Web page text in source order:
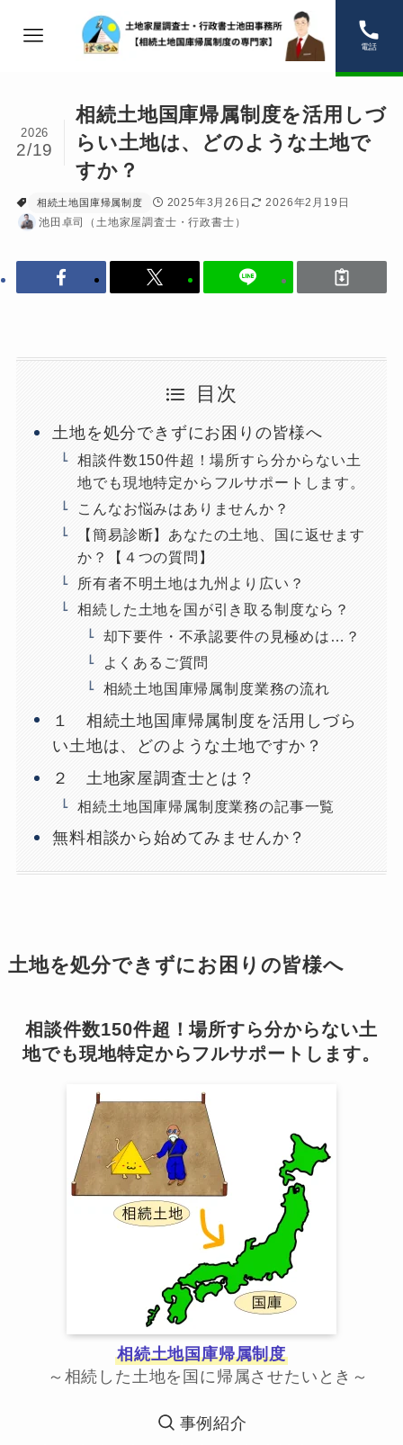
電話
相続土地国庫帰属制度を活用しづ
らい土地は、どのような土地で
すか？
2026
2/19
相続土地国庫帰属制度 2025年3月26日
2026年2月19日
池田卓司（土地家屋調査士・行政書士）
目次
土地を処分できずにお困りの皆様へ
相談件数150件超！場所すら分からない土
地でも現地特定からフルサポートします。
こんなお悩みはありませんか？
【簡易診断】あなたの土地、国に返せます
か？【４つの質問】
所有者不明土地は九州より広い？
相続した土地を国が引き取る制度なら？
却下要件・不承認要件の見極めは…？
よくあるご質問
相続土地国庫帰属制度業務の流れ
１ 相続土地国庫帰属制度を活用しづら
い土地は、どのような土地ですか？
２ 土地家屋調査士とは？
相続土地国庫帰属制度業務の記事一覧
無料相談から始めてみませんか？
土地を処分できずにお困りの皆様へ
相談件数150件超！場所すら分からない土
地でも現地特定からフルサポートします。
相続土地国庫帰属制度
～相続した土地を国に帰属させたいとき～
事例紹介